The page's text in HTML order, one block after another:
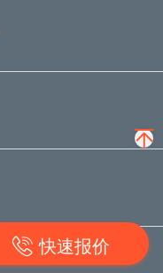
18PR
快速报价